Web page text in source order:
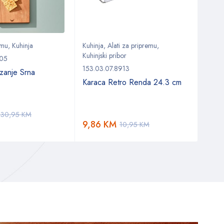
, Kuhinja
Srna
30,95KM
Kuhinja, Alati za pripremu,
Kuhinjski pribor
153.03.07.8913
Karaca Retro Renda 24.3 cm
10,95KM
9,86 KM